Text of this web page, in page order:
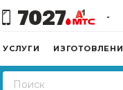
7027
УСЛУГИ